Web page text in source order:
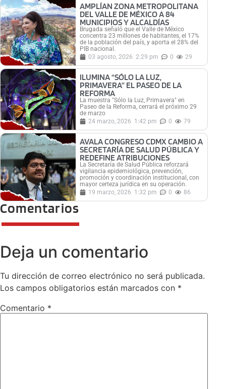
AMPLÍAN ZONA METROPOLITANA
DEL VALLE DE MÉXICO A 84
MUNICIPIOS Y ALCALDÍAS
Brugada señaló que el Valle de México
concentra 23 millones de habitantes, el 17%
de la población del país, y aporta el 28% del
PIB nacional.
03 agosto, 2026 2:29 pm 0 29
ILUMINA “SÓLO LA LUZ,
PRIMAVERA” EL PASEO DE LA
REFORMA
La muestra "Sólo la Luz, Primavera" en
Paseo de la Reforma, cerrará el próximo 29
de marzo
24 marzo, 2026 1:42 pm 0 79
AVALA CONGRESO CDMX CAMBIO A
SECRETARÍA DE SALUD PÚBLICA Y
REDEFINE ATRIBUCIONES
La Secretaría de Salud Pública reforzará
vigilancia epidemiológica, prevención,
promoción y coordinación institucional, con
mayor certeza jurídica en su operación.
19 marzo, 2026 1:32 pm 0 86
Comentarios
Deja un comentario
Tu dirección de correo electrónico no será publicada.
Los campos obligatorios están marcados con *
Comentario *